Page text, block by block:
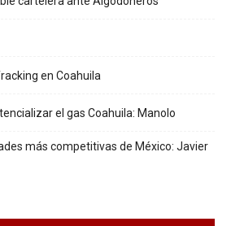
en Coahuila
el gas Coahuila: Manolo
más competitivas de México: Javier